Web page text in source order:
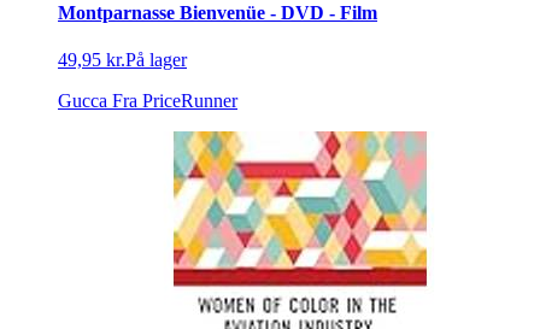
Montparnasse Bienvenüe - DVD - Film
49,95 kr.På lager
Gucca Fra PriceRunner